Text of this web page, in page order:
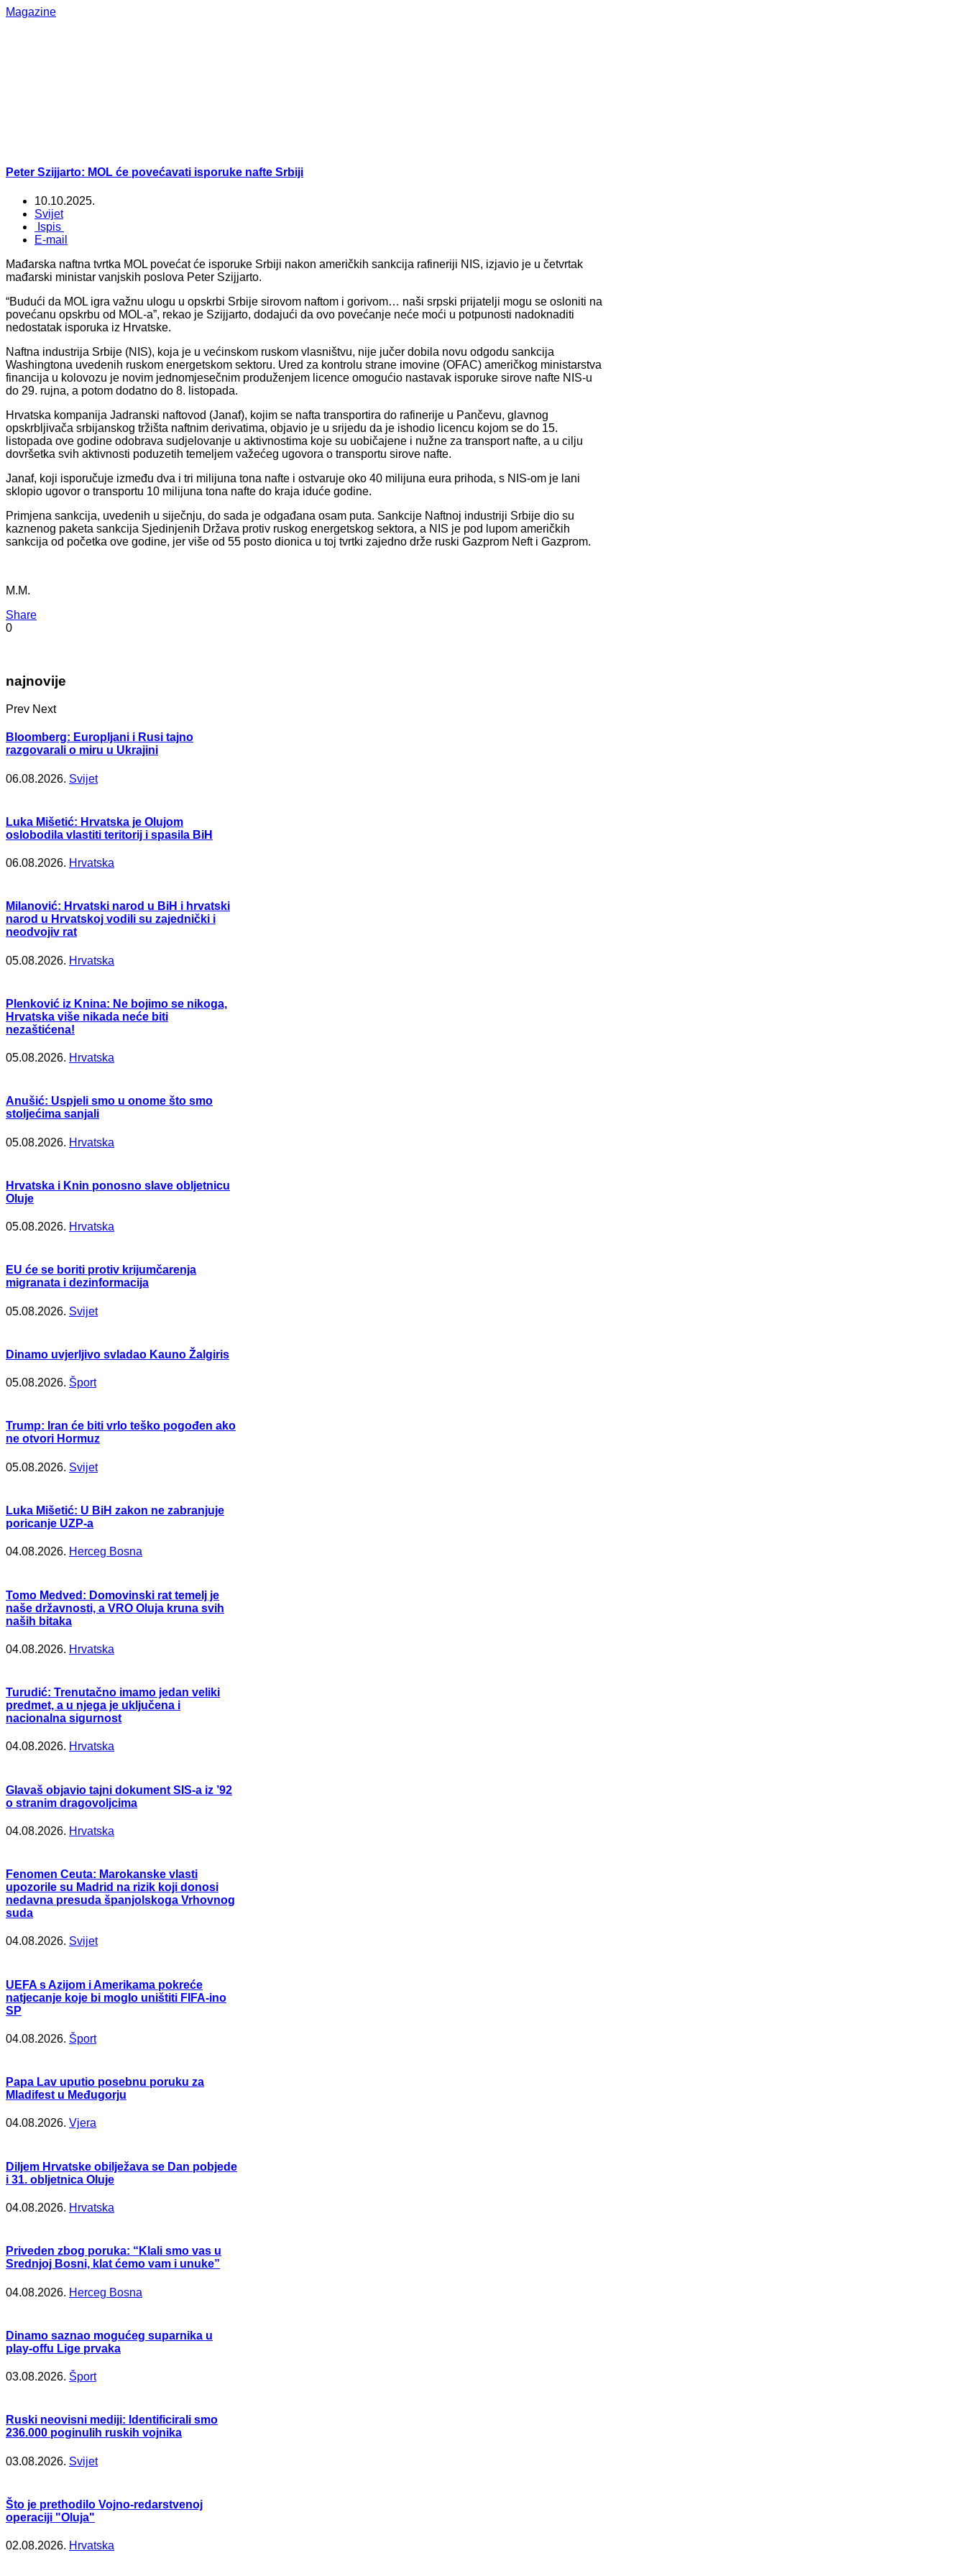
Magazine
Peter Szijjarto: MOL će povećavati isporuke nafte Srbiji
10.10.2025.
Svijet
Ispis
E-mail
Mađarska naftna tvrtka MOL povećat će isporuke Srbiji nakon američkih sankcija rafineriji NIS, izjavio je u četvrtak
mađarski ministar vanjskih poslova Peter Szijjarto.
“Budući da MOL igra važnu ulogu u opskrbi Srbije sirovom naftom i gorivom… naši srpski prijatelji mogu se osloniti na
povećanu opskrbu od MOL-a”, rekao je Szijjarto, dodajući da ovo povećanje neće moći u potpunosti nadoknaditi
nedostatak isporuka iz Hrvatske.
Naftna industrija Srbije (NIS), koja je u većinskom ruskom vlasništvu, nije jučer dobila novu odgodu sankcija
Washingtona uvedenih ruskom energetskom sektoru. Ured za kontrolu strane imovine (OFAC) američkog ministarstva
financija u kolovozu je novim jednomjesečnim produženjem licence omogućio nastavak isporuke sirove nafte NIS-u
do 29. rujna, a potom dodatno do 8. listopada.
Hrvatska kompanija Jadranski naftovod (Janaf), kojim se nafta transportira do rafinerije u Pančevu, glavnog
opskrbljivača srbijanskog tržišta naftnim derivatima, objavio je u srijedu da je ishodio licencu kojom se do 15.
listopada ove godine odobrava sudjelovanje u aktivnostima koje su uobičajene i nužne za transport nafte, a u cilju
dovršetka svih aktivnosti poduzetih temeljem važećeg ugovora o transportu sirove nafte.
Janaf, koji isporučuje između dva i tri milijuna tona nafte i ostvaruje oko 40 milijuna eura prihoda, s NIS-om je lani
sklopio ugovor o transportu 10 milijuna tona nafte do kraja iduće godine.
Primjena sankcija, uvedenih u siječnju, do sada je odgađana osam puta. Sankcije Naftnoj industriji Srbije dio su
kaznenog paketa sankcija Sjedinjenih Država protiv ruskog energetskog sektora, a NIS je pod lupom američkih
sankcija od početka ove godine, jer više od 55 posto dionica u toj tvrtki zajedno drže ruski Gazprom Neft i Gazprom.
M.M.
Share
0
najnovije
Prev Next
Bloomberg: Europljani i Rusi tajno
razgovarali o miru u Ukrajini
06.08.2026. Svijet
Luka Mišetić: Hrvatska je Olujom
oslobodila vlastiti teritorij i spasila BiH
06.08.2026. Hrvatska
Milanović: Hrvatski narod u BiH i hrvatski
narod u Hrvatskoj vodili su zajednički i
neodvojiv rat
05.08.2026. Hrvatska
Plenković iz Knina: Ne bojimo se nikoga,
Hrvatska više nikada neće biti
nezaštićena!
05.08.2026. Hrvatska
Anušić: Uspjeli smo u onome što smo
stoljećima sanjali
05.08.2026. Hrvatska
Hrvatska i Knin ponosno slave obljetnicu
Oluje
05.08.2026. Hrvatska
EU će se boriti protiv krijumčarenja
migranata i dezinformacija
05.08.2026. Svijet
Dinamo uvjerljivo svladao Kauno Žalgiris
05.08.2026. Šport
Trump: Iran će biti vrlo teško pogođen ako
ne otvori Hormuz
05.08.2026. Svijet
Luka Mišetić: U BiH zakon ne zabranjuje
poricanje UZP-a
04.08.2026. Herceg Bosna
Tomo Medved: Domovinski rat temelj je
naše državnosti, a VRO Oluja kruna svih
naših bitaka
04.08.2026. Hrvatska
Turudić: Trenutačno imamo jedan veliki
predmet, a u njega je uključena i
nacionalna sigurnost
04.08.2026. Hrvatska
Glavaš objavio tajni dokument SIS-a iz ’92
o stranim dragovoljcima
04.08.2026. Hrvatska
Fenomen Ceuta: Marokanske vlasti
upozorile su Madrid na rizik koji donosi
nedavna presuda španjolskoga Vrhovnog
suda
04.08.2026. Svijet
UEFA s Azijom i Amerikama pokreće
natjecanje koje bi moglo uništiti FIFA-ino
SP
04.08.2026. Šport
Papa Lav uputio posebnu poruku za
Mladifest u Međugorju
04.08.2026. Vjera
Diljem Hrvatske obilježava se Dan pobjede
i 31. obljetnica Oluje
04.08.2026. Hrvatska
Priveden zbog poruka: “Klali smo vas u
Srednjoj Bosni, klat ćemo vam i unuke”
04.08.2026. Herceg Bosna
Dinamo saznao mogućeg suparnika u
play-offu Lige prvaka
03.08.2026. Šport
Ruski neovisni mediji: Identificirali smo
236.000 poginulih ruskih vojnika
03.08.2026. Svijet
Što je prethodilo Vojno-redarstvenoj
operaciji "Oluja"
02.08.2026. Hrvatska